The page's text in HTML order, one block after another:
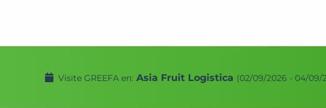
Visite GREEFA en: Asia Fruit Logistica (02/09/2026 - 04/09/